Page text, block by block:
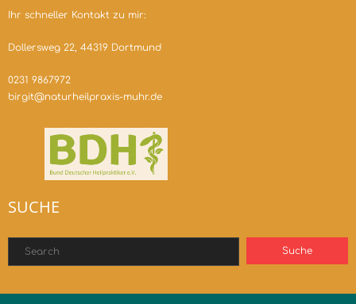
Ihr schneller Kontakt zu mir:
Dollersweg 22, 44319 Dortmund
0231 9867972
birgit@naturheilpraxis-muhr.de
SUCHE